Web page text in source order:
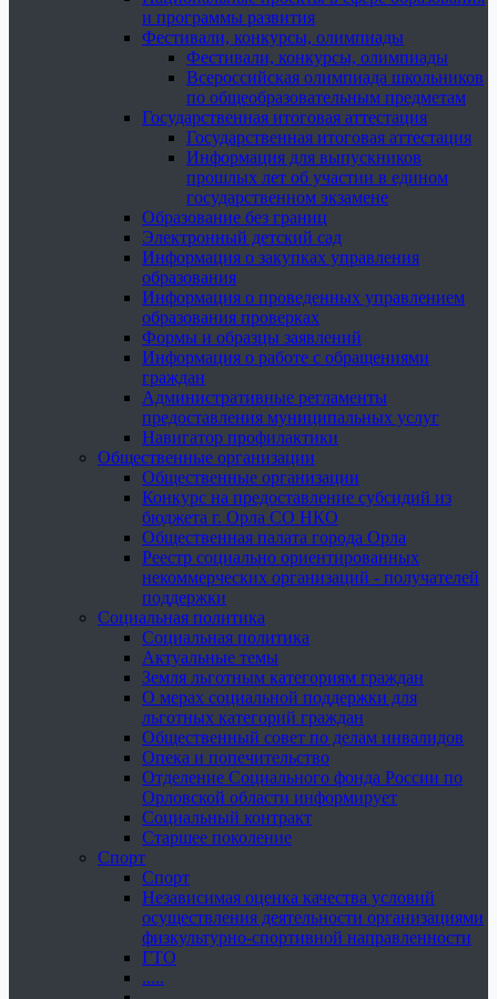
и программы развития
Фестивали, конкурсы, олимпиады
Фестивали, конкурсы, олимпиады
Всероссийская олимпиада школьников
по общеобразовательным предметам
Государственная итоговая аттестация
Государственная итоговая аттестация
Информация для выпускников
прошлых лет об участии в едином
государственном экзамене
Образование без границ
Электронный детский сад
Информация о закупках управления
образования
Информация о проведенных управлением
образования проверках
Формы и образцы заявлений
Информация о работе с обращениями
граждан
Административные регламенты
предоставления муниципальных услуг
Навигатор профилактики
Общественные организации
Общественные организации
Конкурс на предоставление субсидий из
бюджета г. Орла СО НКО
Общественная палата города Орла
Реестр социально ориентированных
некоммерческих организаций - получателей
поддержки
Социальная политика
Социальная политика
Актуальные темы
Земля льготным категориям граждан
О мерах социальной поддержки для
льготных категорий граждан
Общественный совет по делам инвалидов
Опека и попечительство
Отделение Социального фонда России по
Орловской области информирует
Социальный контракт
Старшее поколение
Спорт
Спорт
Независимая оценка качества условий
осуществления деятельности организациями
физкультурно-спортивной направленности
ГТО
.....